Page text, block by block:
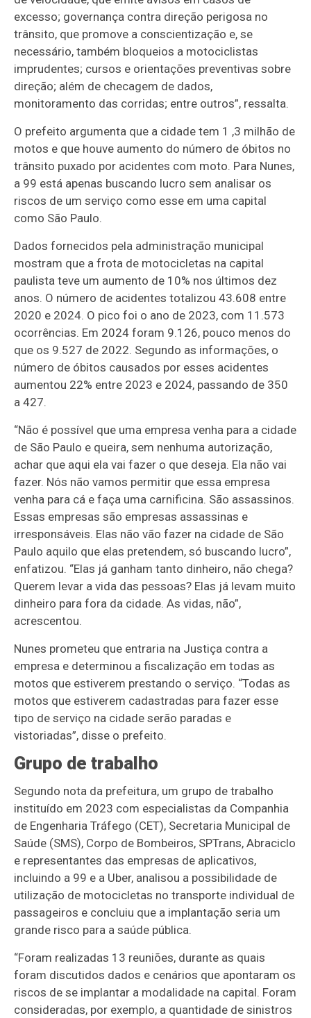
excesso; governança contra direção perigosa no
trânsito, que promove a conscientização e, se
necessário, também bloqueios a motociclistas
imprudentes; cursos e orientações preventivas sobre
direção; além de checagem de dados,
monitoramento das corridas; entre outros”, ressalta.
O prefeito argumenta que a cidade tem 1 ,3 milhão de
motos e que houve aumento do número de óbitos no
trânsito puxado por acidentes com moto. Para Nunes,
a 99 está apenas buscando lucro sem analisar os
riscos de um serviço como esse em uma capital
como São Paulo.
Dados fornecidos pela administração municipal
mostram que a frota de motocicletas na capital
paulista teve um aumento de 10% nos últimos dez
anos. O número de acidentes totalizou 43.608 entre
2020 e 2024. O pico foi o ano de 2023, com 11.573
ocorrências. Em 2024 foram 9.126, pouco menos do
que os 9.527 de 2022. Segundo as informações, o
número de óbitos causados por esses acidentes
aumentou 22% entre 2023 e 2024, passando de 350
a 427.
“Não é possível que uma empresa venha para a cidade
de São Paulo e queira, sem nenhuma autorização,
achar que aqui ela vai fazer o que deseja. Ela não vai
fazer. Nós não vamos permitir que essa empresa
venha para cá e faça uma carnificina. São assassinos.
Essas empresas são empresas assassinas e
irresponsáveis. Elas não vão fazer na cidade de São
Paulo aquilo que elas pretendem, só buscando lucro”,
enfatizou. “Elas já ganham tanto dinheiro, não chega?
Querem levar a vida das pessoas? Elas já levam muito
dinheiro para fora da cidade. As vidas, não”,
acrescentou.
Nunes prometeu que entraria na Justiça contra a
empresa e determinou a fiscalização em todas as
motos que estiverem prestando o serviço. “Todas as
motos que estiverem cadastradas para fazer esse
tipo de serviço na cidade serão paradas e
vistoriadas”, disse o prefeito.
Grupo de trabalho
Segundo nota da prefeitura, um grupo de trabalho
instituído em 2023 com especialistas da Companhia
de Engenharia Tráfego (CET), Secretaria Municipal de
Saúde (SMS), Corpo de Bombeiros, SPTrans, Abraciclo
e representantes das empresas de aplicativos,
incluindo a 99 e a Uber, analisou a possibilidade de
utilização de motocicletas no transporte individual de
passageiros e concluiu que a implantação seria um
grande risco para a saúde pública.
“Foram realizadas 13 reuniões, durante as quais
foram discutidos dados e cenários que apontaram os
riscos de se implantar a modalidade na capital. Foram
consideradas, por exemplo, a quantidade de sinistros